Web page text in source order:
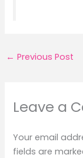
← Previous Post
Leave a
Your email
fields are